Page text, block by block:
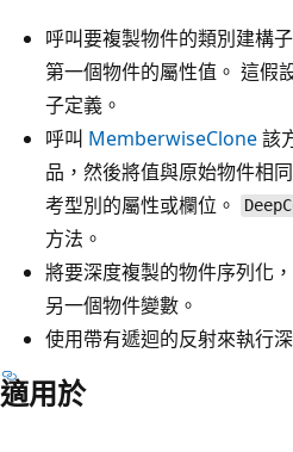
呼叫要複製物件的類別建構
第一個物件的屬性值。 這假
子定義。
呼叫 MemberwiseClone該
品，然後將值與原始物件相
考型別的屬性或欄位。
方法。
將要深度複製的物件序列化
另一個物件變數。
使用帶有遞迴的反射來執行
適用於